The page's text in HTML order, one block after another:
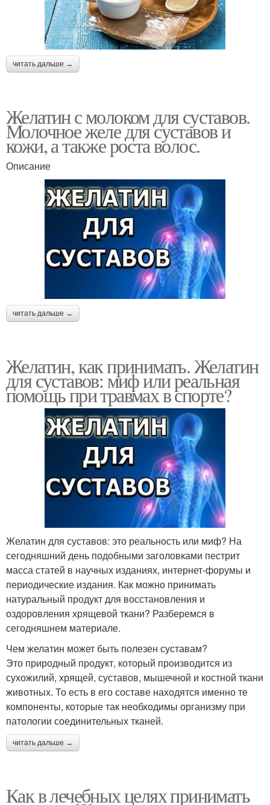
читать дальше →
Желатин с молоком для суставов.
Молочное желе для суставов и
кожи, а также роста волос.
Описание
читать дальше →
Желатин, как принимать. Желатин
для суставов: миф или реальная
помощь при травмах в спорте?
Желатин для суставов: это реальность или миф? На
сегодняшний день подобными заголовками пестрит
масса статей в научных изданиях, интернет-форумы и
периодические издания. Как можно принимать
натуральный продукт для восстановления и
оздоровления хрящевой ткани? Разберемся в
сегодняшнем материале.
Чем желатин может быть полезен суставам?
Это природный продукт, который производится из
сухожилий, хрящей, суставов, мышечной и костной ткани
животных. То есть в его составе находятся именно те
компоненты, которые так необходимы организму при
патологии соединительных тканей.
читать дальше →
Как в лечебных целях принимать